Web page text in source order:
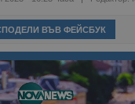
ВЪВ ФЕЙСБУК